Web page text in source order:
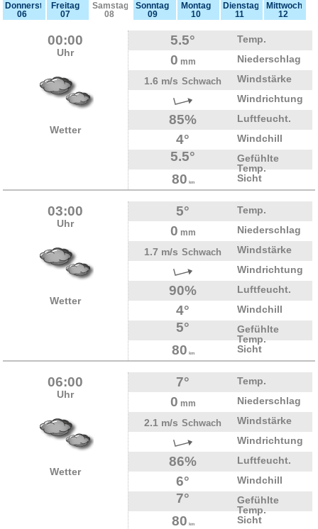
Donnerstag
06
Freitag
07
Samstag
08
Sonntag
09
Montag
10
Dienstag
11
Mittwoch
12
00:00
Uhr
Wetter
5.5° Temp.
0 mm
Niederschlag
1.6 m/s Schwach
Windstärke
Windrichtung
85% Luftfeucht.
4° Windchill
5.5°
Gefühlte
Temp.
80 km Sicht
03:00
Uhr
Wetter
5° Temp.
0 mm
Niederschlag
1.7 m/s Schwach
Windstärke
Windrichtung
90% Luftfeucht.
4° Windchill
5°
Gefühlte
Temp.
80 km Sicht
06:00
Uhr
Wetter
7° Temp.
0 mm
Niederschlag
2.1 m/s Schwach
Windstärke
Windrichtung
86% Luftfeucht.
6° Windchill
7°
Gefühlte
Temp.
80 km Sicht